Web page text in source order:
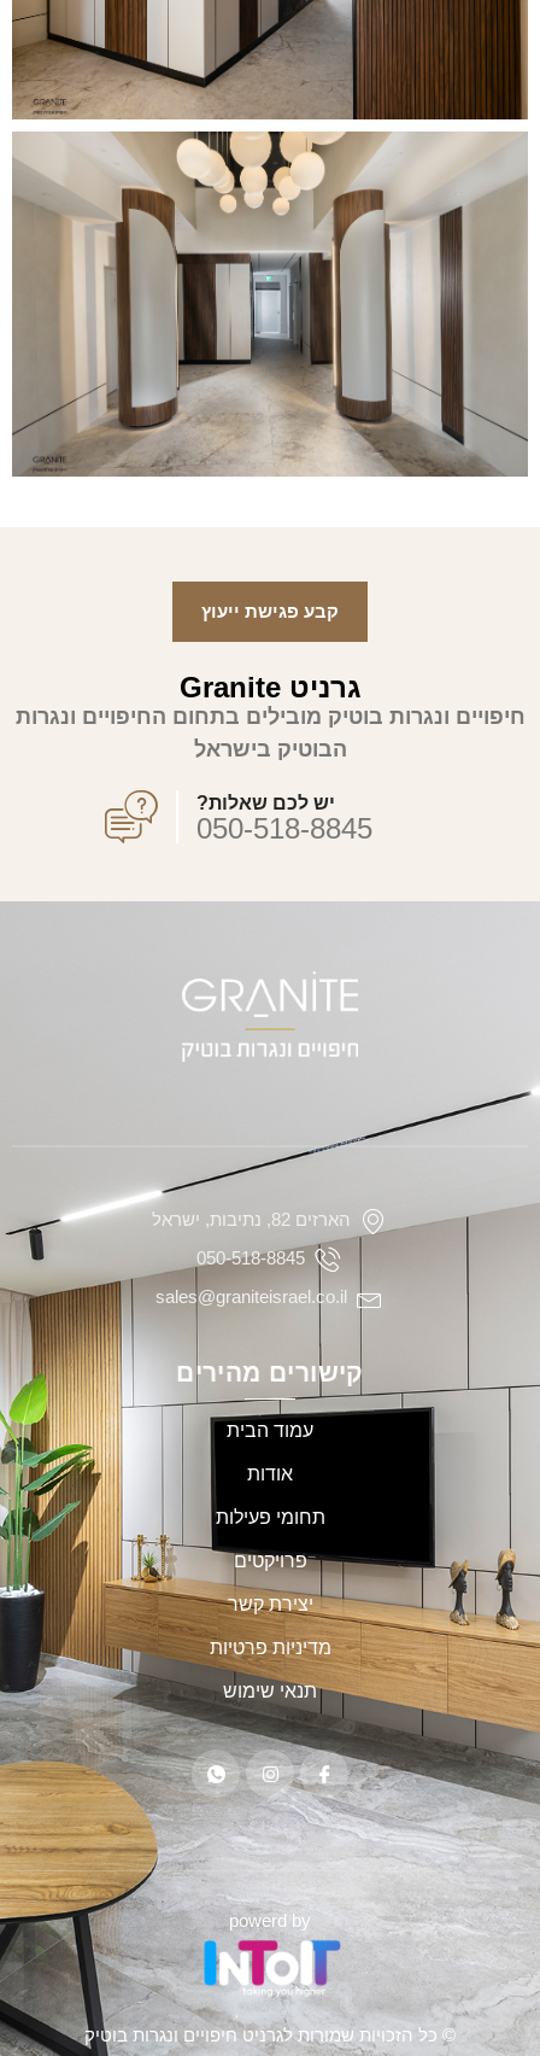
קבע פגישת ייעוץ
גרניט Granite
חיפויים ונגרות בוטיק מובילים בתחום החיפויים ונגרות
הבוטיק בישראל
יש לכם שאלות?
050-518-8845
הארזים 82, נתיבות, ישראל
050-518-8845
sales@graniteisrael.co.il
קישורים מהירים
עמוד הבית
אודות
תחומי פעילות
פרויקטים
יצירת קשר
מדיניות פרטיות
תנאי שימוש
powerd by
© כל הזכויות שמורות לגרניט חיפויים ונגרות בוטיק